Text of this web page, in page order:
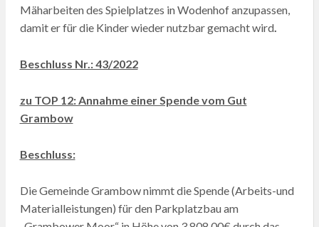
Mäharbeiten des Spielplatzes in Wodenhof anzupassen,
damit er für die Kinder wieder nutzbar gemacht wird.
Beschluss Nr.: 43/2022
zu TOP 12: Annahme einer Spende vom Gut
Grambow
Beschluss:
Die Gemeinde Grambow nimmt die Spende (Arbeits-und
Materialleistungen) für den Parkplatzbau am